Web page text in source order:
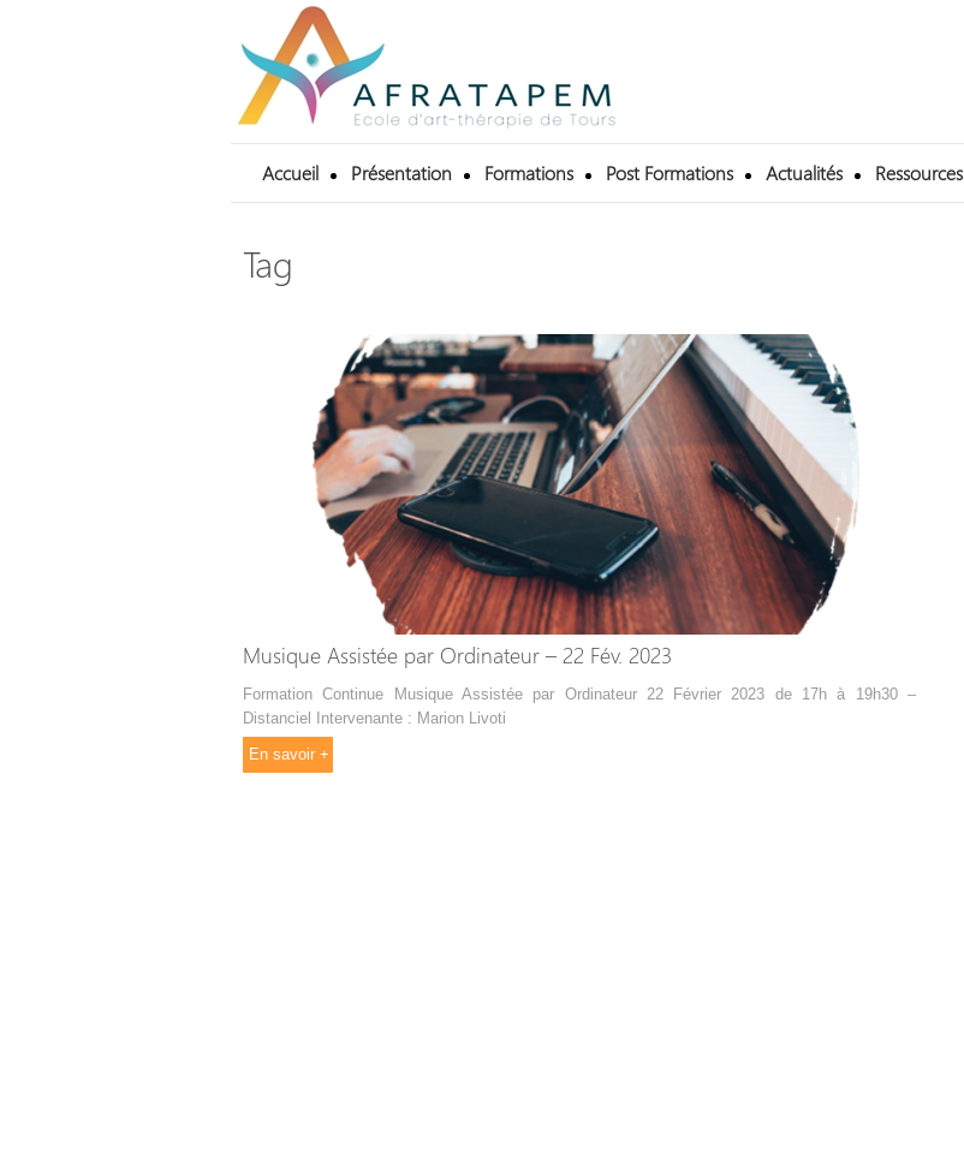
Accueil Présentation Formations Post Formations Actualités Ressources
Tag
Musique Assistée par Ordinateur – 22 Fév. 2023
Formation Continue Musique Assistée par Ordinateur 22 Février 2023 de 17h à 19h30 –
Distanciel Intervenante : Marion Livoti
En savoir +